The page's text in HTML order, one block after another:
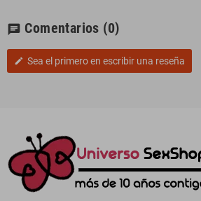
chat Comentarios (0)
edit Sea el primero en escribir una reseña